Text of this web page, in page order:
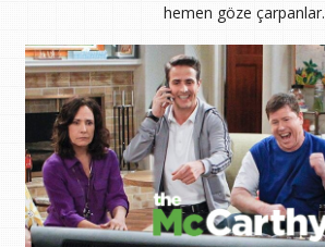
hemen göze çarpanlar.